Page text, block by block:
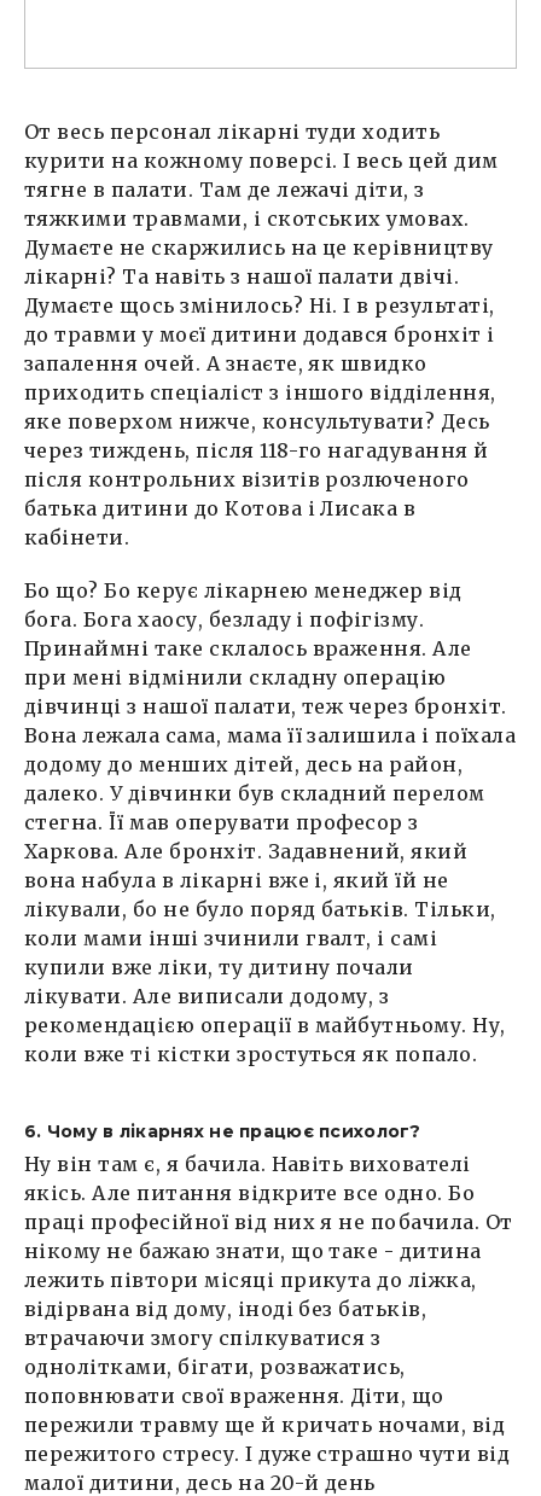
От весь персонал лікарні туди ходить
курити на кожному поверсі. І весь цей дим
тягне в палати. Там де лежачі діти, з
тяжкими травмами, і скотських умовах.
Думаєте не скаржились на це керівництву
лікарні? Та навіть з нашої палати двічі.
Думаєте щось змінилось? Ні. І в результаті,
до травми у моєї дитини додався бронхіт і
запалення очей. А знаєте, як швидко
приходить спеціаліст з іншого відділення,
яке поверхом нижче, консультувати? Десь
через тиждень, після 118-го нагадування й
після контрольних візитів розлюченого
батька дитини до Котова і Лисака в
кабінети.
Бо що? Бо керує лікарнею менеджер від
бога. Бога хаосу, безладу і пофігізму.
Принаймні таке склалось враження. Але
при мені відмінили складну операцію
дівчинці з нашої палати, теж через бронхіт.
Вона лежала сама, мама її залишила і поїхала
додому до менших дітей, десь на район,
далеко. У дівчинки був складний перелом
стегна. Її мав оперувати професор з
Харкова. Але бронхіт. Задавнений, який
вона набула в лікарні вже і, який їй не
лікували, бо не було поряд батьків. Тільки,
коли мами інші зчинили гвалт, і самі
купили вже ліки, ту дитину почали
лікувати. Але виписали додому, з
рекомендацією операції в майбутньому. Ну,
коли вже ті кістки зростуться як попало.
6. Чому в лікарнях не працює психолог?
Ну він там є, я бачила. Навіть вихователі
якісь. Але питання відкрите все одно. Бо
праці професійної від них я не побачила. От
нікому не бажаю знати, що таке - дитина
лежить півтори місяці прикута до ліжка,
відірвана від дому, іноді без батьків,
втрачаючи змогу спілкуватися з
однолітками, бігати, розважатись,
поповнювати свої враження. Діти, що
пережили травму ще й кричать ночами, від
пережитого стресу. І дуже страшно чути від
малої дитини, десь на 20-й день